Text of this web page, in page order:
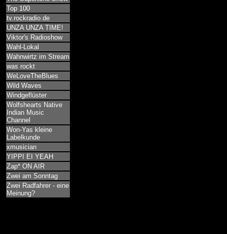
Top 100
tv.rockradio.de
UNZA UNZA TIME!
Viktor's Radioshow
Wahl-Lokal
Wahnwirtz im Stream
was rockt
WeLoveTheBlues
Wild Waves
Windgeflüster
Wolfshearts Native
Indian Music
Channel
Won-Yas kleine
Labelkunde
xmusician
YIPPI EI YEAH
Zap* ON AIR
Zwei am Sonntag
Zwei Radfahrer - eine
Meinung?